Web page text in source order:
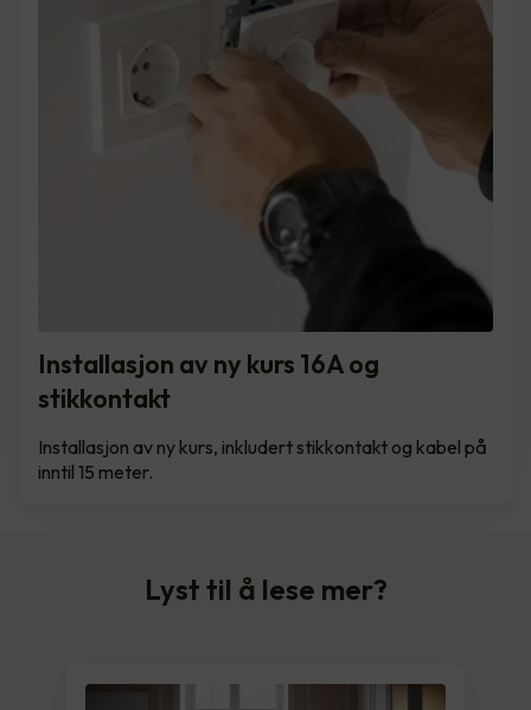
Installasjon av ny kurs 16A og
stikkontakt
Installasjon av ny kurs, inkludert stikkontakt og kabel på
inntil 15 meter.
Lyst til å lese mer?